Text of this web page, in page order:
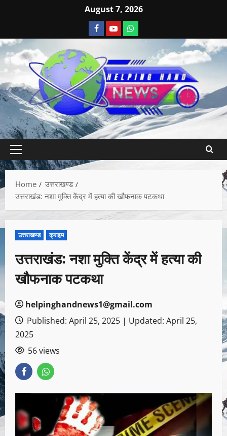
August 7, 2026
Home
उत्तराखण्ड
उत्तराखंड: नशा मुक्ति केंद्र में हत्या की खौफनाक पटकथा
उत्तराखण्ड क्राइम
उत्तराखंड: नशा मुक्ति केंद्र में हत्या की
खौफनाक पटकथा
helpinghandnews1@gmail.com
Published: April 25, 2025 | Updated: April 25,
2025
56 views